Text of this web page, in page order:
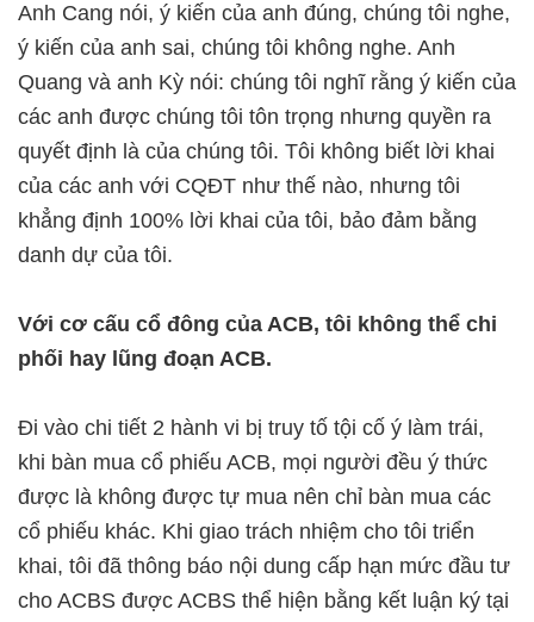
Anh Cang nói, ý kiến của anh đúng, chúng tôi nghe,
ý kiến của anh sai, chúng tôi không nghe. Anh
Quang và anh Kỳ nói: chúng tôi nghĩ rằng ý kiến của
các anh được chúng tôi tôn trọng nhưng quyền ra
quyết định là của chúng tôi. Tôi không biết lời khai
của các anh với CQĐT như thế nào, nhưng tôi
khẳng định 100% lời khai của tôi, bảo đảm bằng
danh dự của tôi.
Với cơ cấu cổ đông của ACB, tôi không thể chi
phối hay lũng đoạn ACB.
Đi vào chi tiết 2 hành vi bị truy tố tội cố ý làm trái,
khi bàn mua cổ phiếu ACB, mọi người đều ý thức
được là không được tự mua nên chỉ bàn mua các
cổ phiếu khác. Khi giao trách nhiệm cho tôi triển
khai, tôi đã thông báo nội dung cấp hạn mức đầu tư
cho ACBS được ACBS thể hiện bằng kết luận ký tại